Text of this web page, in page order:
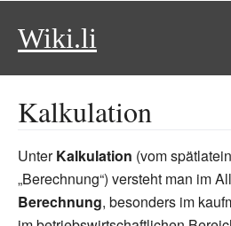
Wiki.li
Kalkulation
UnterKalkulation (vom
„Berechnung“) versteht man im
Berechnung, besonders im